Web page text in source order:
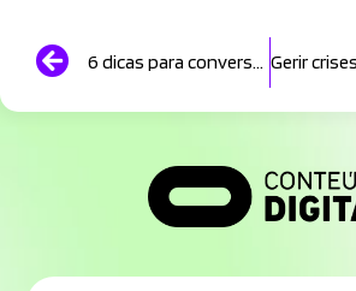
6 dicas para conversar nas redes sociais